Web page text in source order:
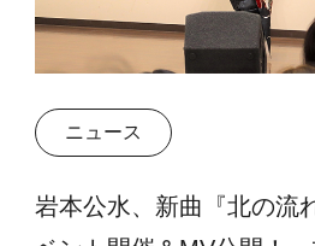
ニュース
岩本公水、新曲『北の流